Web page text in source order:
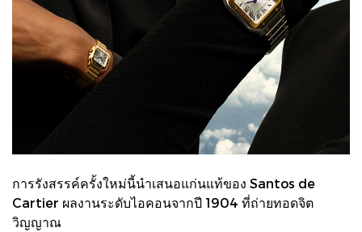
การรังสรรค์ครั้งใหม่นี้นำเสนอแก่นแท้ของ Santos de
Cartier ผลงานระดับไอคอนจากปี 1904 ที่ถ่ายทอดจิต
วิญญาณ